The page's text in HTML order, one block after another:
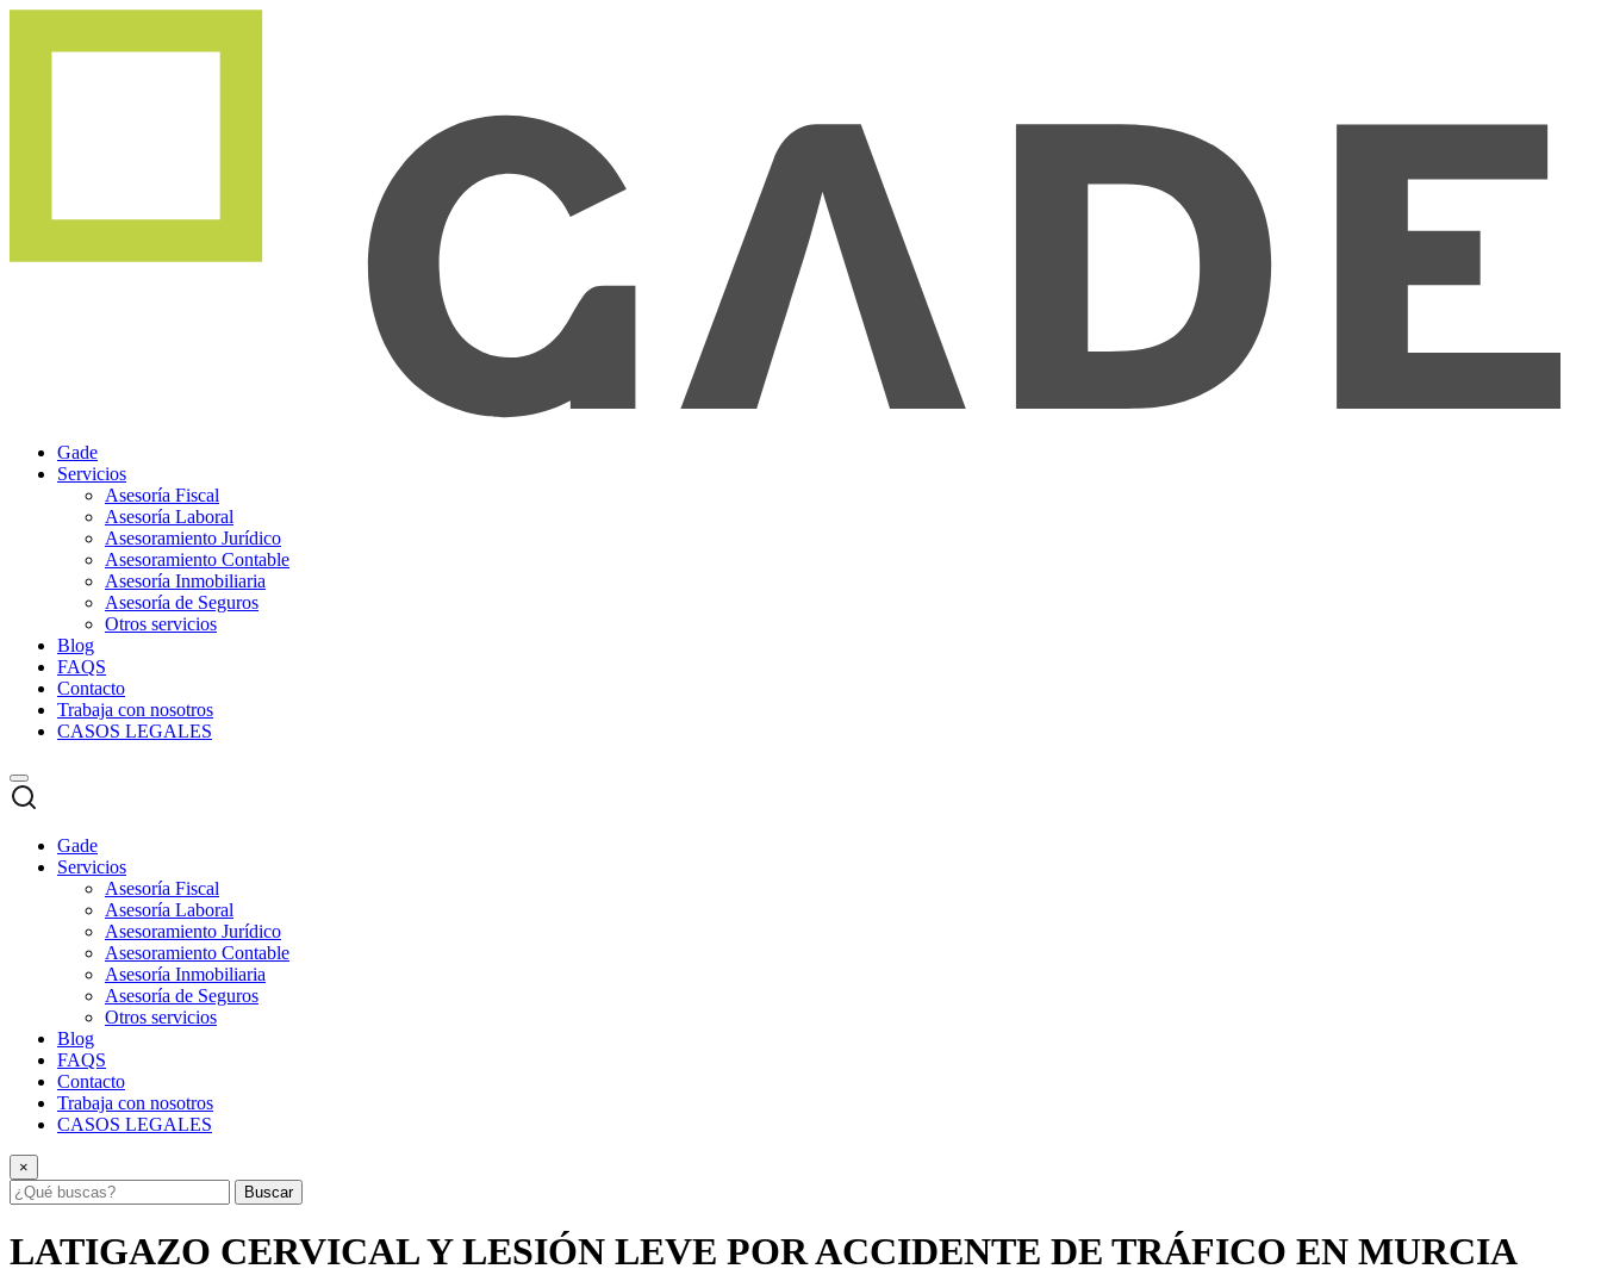
Gade
Servicios
Asesoría Fiscal
Asesoría Laboral
Asesoramiento Jurídico
Asesoramiento Contable
Asesoría Inmobiliaria
Asesoría de Seguros
Otros servicios
Blog
FAQS
Contacto
Trabaja con nosotros
CASOS LEGALES
Gade
Servicios
Asesoría Fiscal
Asesoría Laboral
Asesoramiento Jurídico
Asesoramiento Contable
Asesoría Inmobiliaria
Asesoría de Seguros
Otros servicios
Blog
FAQS
Contacto
Trabaja con nosotros
CASOS LEGALES
×
Buscar
LATIGAZO CERVICAL Y LESIÓN LEVE POR ACCIDENTE DE TRÁFICO EN MURCIA